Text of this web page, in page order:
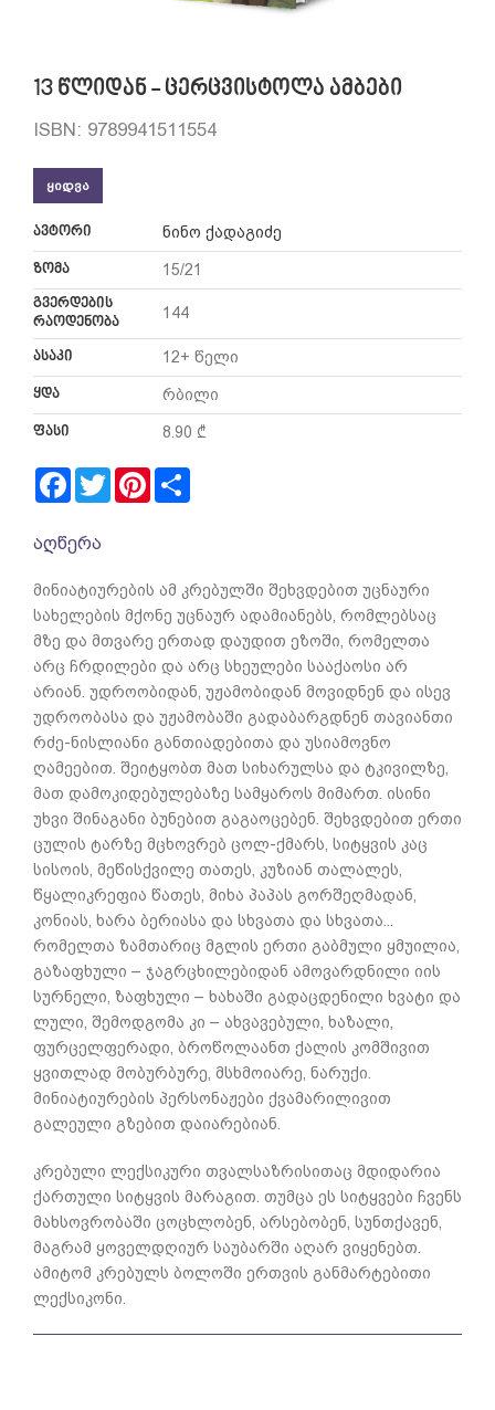
13 წლიდან - ცერცვისტოლა ამბები
ISBN: 9789941511554
ᲧᲘᲓᲕᲐ
ავტორი ნინო ქადაგიძე
ზომა
15/21
გვერდების
რაოდენობა
144
ასაკი 12+ წელი
ყდა რბილი
ფასი 8.90 ₾
Facebook
TwitterPinterest
აღწერა
მინიატიურების ამ კრებულში შეხვდებით უცნაური
სახელების მქონე უცნაურ ადამიანებს, რომლებსაც
მზე და მთვარე ერთად დაუდით ეზოში, რომელთა
არც ჩრდილები და არც სხეულები სააქაოსი არ
არიან. უდროობიდან, უჟამობიდან მოვიდნენ და ისევ
უდროობასა და უჟამობაში გადაბარგდნენ თავიანთი
რძე-ნისლიანი განთიადებითა და უსიამოვნო
ღამეებით. შეიტყობთ მათ სიხარულსა და ტკივილზე,
მათ დამოკიდებულებაზე სამყაროს მიმართ. ისინი
უხვი შინაგანი ბუნებით გაგაოცებენ. შეხვდებით ერთი
ცულის ტარზე მცხოვრებ ცოლ-ქმარს, სიტყვის კაც
სისოის, მეწისქვილე თათეს, კუზიან თალალეს,
წყალიკრეფია წათეს, მიხა პაპას გორშეღმადან,
კონიას, ხარა ბერიასა და სხვათა და სხვათა...
რომელთა ზამთარიც მგლის ერთი გაბმული ყმუილია,
გაზაფხული – ჯაგრცხილებიდან ამოვარდნილი იის
სურნელი, ზაფხული – ხახაში გადაცდენილი ხვატი და
ლული, შემოდგომა კი – ახვავებული, ხაზალი,
ფურცელფერადი, ბროწოლაანთ ქალის კომშივით
ყვითლად მობურბურე, მსხმოიარე, ნარუქი.
მინიატიურების პერსონაჟები ქვამარილივით
გალეული გზებით დაიარებიან.
კრებული ლექსიკური თვალსაზრისითაც მდიდარია
ქართული სიტყვის მარაგით. თუმცა ეს სიტყვები ჩვენს
მახსოვრობაში ცოცხლობენ, არსებობენ, სუნთქავენ,
მაგრამ ყოველდღიურ საუბარში აღარ ვიყენებთ.
ამიტომ კრებულს ბოლოში ერთვის განმარტებითი
ლექსიკონი.